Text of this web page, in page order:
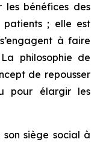
les bénéfices des
patients ; elle est
à faire
philosophie de
de repousser
pour élargir les
siège social à